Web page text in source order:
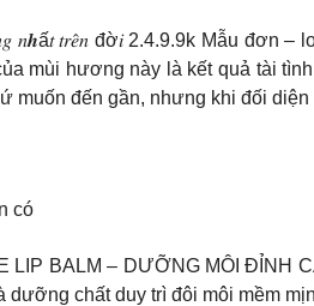
𝑛𝒉ấ𝑡 𝑡𝑟𝑒̂𝑛 đờ𝑖 2.4.9.9k Mẫu
mùi hương này là kết quả tài
muốn đến gần, nhưng khi đối
có
BALM – DƯỠNG MÔI ĐỈNH
chất duy trì đôi môi mềm